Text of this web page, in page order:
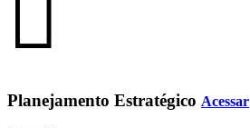
Planejamento Estratégico Acessar